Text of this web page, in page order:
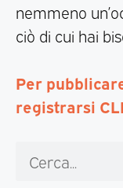
nemmeno
ciò di cui hai
Per
registrarsi